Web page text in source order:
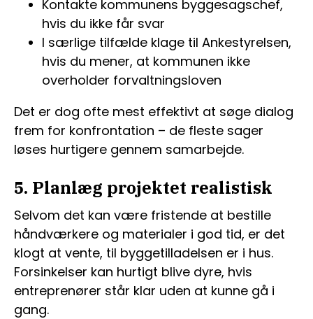
Kontakte kommunens byggesagschef,
hvis du ikke får svar
I særlige tilfælde klage til Ankestyrelsen,
hvis du mener, at kommunen ikke
overholder forvaltningsloven
Det er dog ofte mest effektivt at søge dialog
frem for konfrontation – de fleste sager
løses hurtigere gennem samarbejde.
5. Planlæg projektet realistisk
Selvom det kan være fristende at bestille
håndværkere og materialer i god tid, er det
klogt at vente, til byggetilladelsen er i hus.
Forsinkelser kan hurtigt blive dyre, hvis
entreprenører står klar uden at kunne gå i
gang.